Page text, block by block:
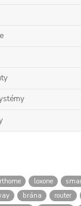
loxone
brána router